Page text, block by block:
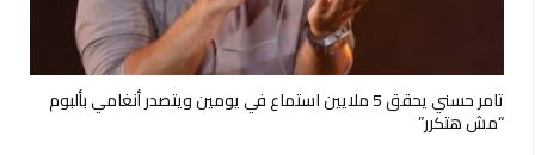
تامر حسني يحقق 5 ملايين استماع في يومين ويتصدر أنغامي بألبوم
“مش هتكرر”